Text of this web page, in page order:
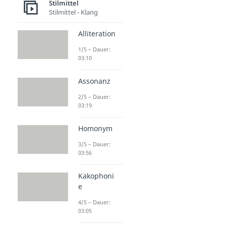
Stilmittel
Stilmittel - Klang
Alliteration
1/5 – Dauer:
03:10
Assonanz
2/5 – Dauer:
03:19
Homonym
3/5 – Dauer:
03:56
Kakophoni
e
4/5 – Dauer:
03:05